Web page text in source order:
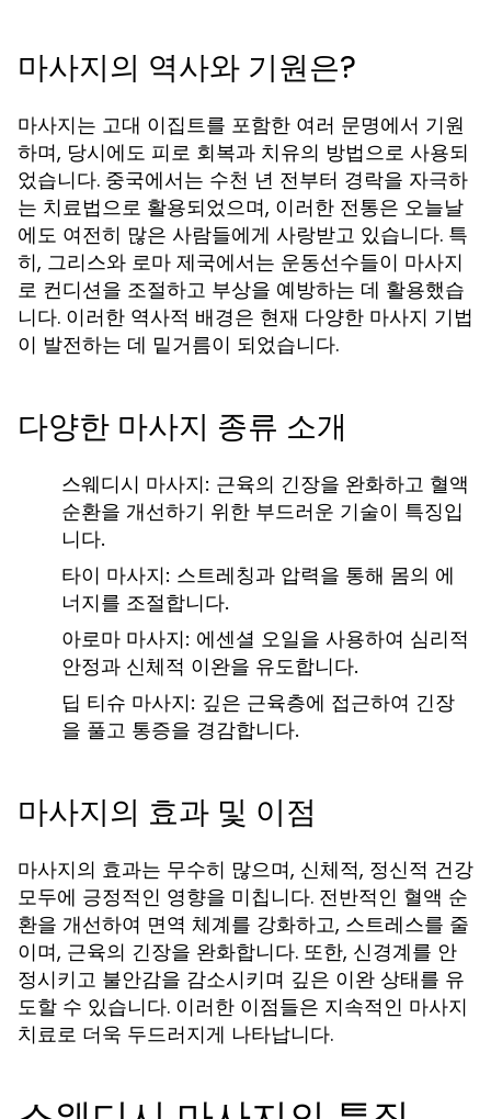
마사지의 역사와 기원은?
마사지는 고대 이집트를 포함한 여러 문명에서 기원
하며, 당시에도 피로 회복과 치유의 방법으로 사용되
었습니다. 중국에서는 수천 년 전부터 경락을 자극하
는 치료법으로 활용되었으며, 이러한 전통은 오늘날
에도 여전히 많은 사람들에게 사랑받고 있습니다. 특
히, 그리스와 로마 제국에서는 운동선수들이 마사지
로 컨디션을 조절하고 부상을 예방하는 데 활용했습
니다. 이러한 역사적 배경은 현재 다양한 마사지 기법
이 발전하는 데 밑거름이 되었습니다.
다양한 마사지 종류 소개
스웨디시 마사지: 근육의 긴장을 완화하고 혈액
순환을 개선하기 위한 부드러운 기술이 특징입
니다.
타이 마사지: 스트레칭과 압력을 통해 몸의 에
너지를 조절합니다.
아로마 마사지: 에센셜 오일을 사용하여 심리적
안정과 신체적 이완을 유도합니다.
딥 티슈 마사지: 깊은 근육층에 접근하여 긴장
을 풀고 통증을 경감합니다.
마사지의 효과 및 이점
마사지의 효과는 무수히 많으며, 신체적, 정신적 건강
모두에 긍정적인 영향을 미칩니다. 전반적인 혈액 순
환을 개선하여 면역 체계를 강화하고, 스트레스를 줄
이며, 근육의 긴장을 완화합니다. 또한, 신경계를 안
정시키고 불안감을 감소시키며 깊은 이완 상태를 유
도할 수 있습니다. 이러한 이점들은 지속적인 마사지
치료로 더욱 두드러지게 나타납니다.